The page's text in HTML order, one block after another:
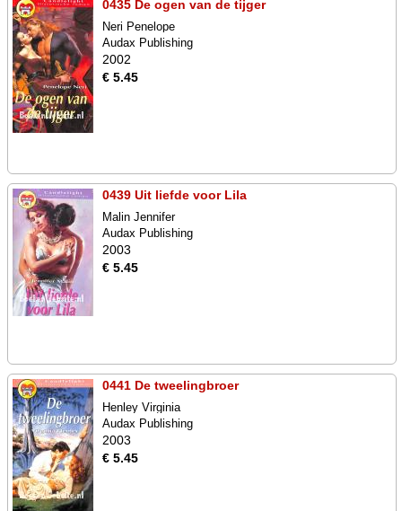
0435 De ogen van de tijger
Neri Penelope
Audax Publishing
2002
€ 5.45
0439 Uit liefde voor Lila
Malin Jennifer
Audax Publishing
2003
€ 5.45
0441 De tweelingbroer
Henley Virginia
Audax Publishing
2003
€ 5.45